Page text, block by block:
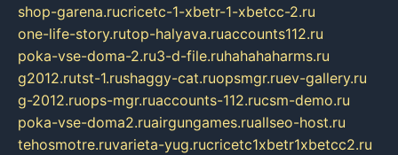
shop-garena.rucricetc-1-xbetr-1-xbetcc-2.ru
one-life-story.rutop-halyava.ruaccounts112.ru
poka-vse-doma-2.ru3-d-file.ruhahahaharms.ru
g2012.rutst-1.rushaggy-cat.ruopsmgr.ruev-gallery.ru
g-2012.ruops-mgr.ruaccounts-112.rucsm-demo.ru
poka-vse-doma2.ruairgungames.ruallseo-host.ru
tehosmotre.ruvarieta-yug.rucricetc1xbetr1xbetcc2.ru